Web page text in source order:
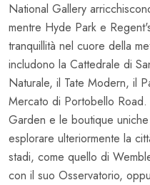
National Gallery
mentre Hyde Park e
tranquillità nel cuore della
includono la Cattedrale di
Naturale, il Tate Modern, il
Mercato di Portobello
Garden e le boutique
esplorare ulteriormente la
stadi, come quello di
con il suo Osservatorio,